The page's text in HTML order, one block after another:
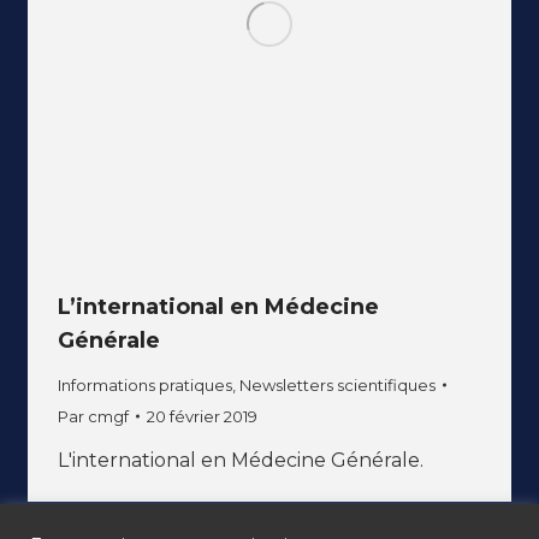
L’international en Médecine
Générale
Informations pratiques, Newsletters scientifiques
Par cmgf 20 février 2019
L'international en Médecine Générale.